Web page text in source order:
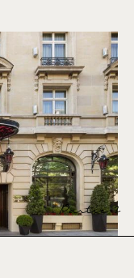
Partie 2